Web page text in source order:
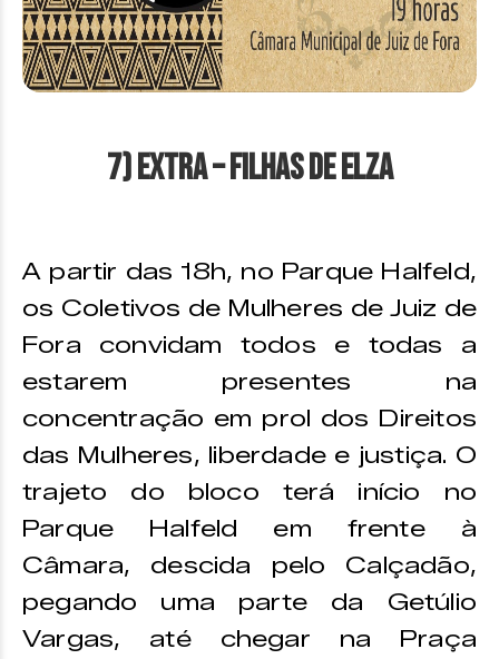
7) EXTRA – FILHAS DE ELZA
A partir das 18h, no Parque Halfeld,
os Coletivos de Mulheres de Juiz de
Fora convidam todos e todas a
estarem presentes na
concentração em prol dos Direitos
das Mulheres, liberdade e justiça. O
trajeto do bloco terá início no
Parque Halfeld em frente à
Câmara, descida pelo Calçadão,
pegando uma parte da Getúlio
Vargas, até chegar na Praça